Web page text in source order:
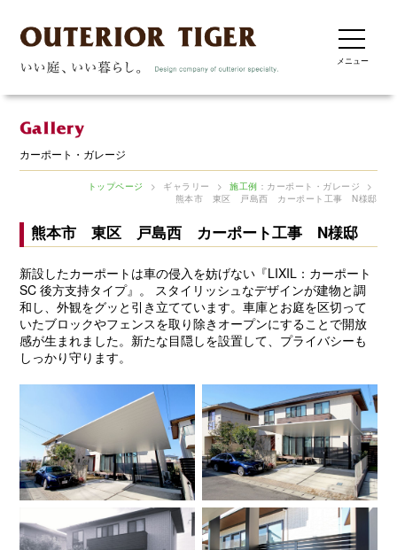
メニュー
カーポート・ガレージ
トップページ > ギャラリー > 施工例 ：カーポート・ガレージ
>
熊本市 東区 戸島西 カーポート工事 N様邸
熊本市 東区 戸島西 カーポート工事 N様邸
新設したカーポートは車の侵入を妨げない『LIXIL：カーポート
SC 後方支持タイプ』。 スタイリッシュなデザインが建物と調
和し、外観をグッと引き立てています。車庫とお庭を区切って
いたブロックやフェンスを取り除きオープンにすることで開放
感が生まれました。新たな目隠しを設置して、プライバシーも
しっかり守ります。